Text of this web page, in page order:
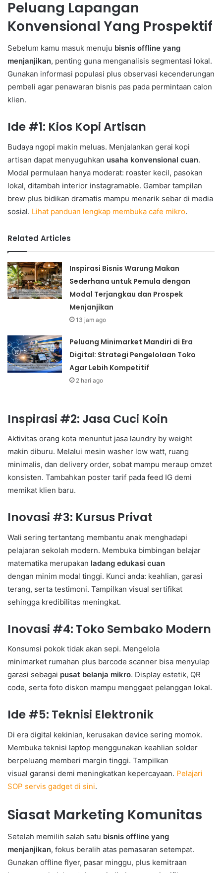
Peluang Lapangan
Konvensional Yang Prospektif
Sebelum kamu masuk menuju bisnis offline yang
menjanjikan, penting guna menganalisis segmentasi lokal.
Gunakan informasi populasi plus observasi kecenderungan
pembeli agar penawaran bisnis pas pada permintaan calon
klien.
Ide #1: Kios Kopi Artisan
Budaya ngopi makin meluas. Menjalankan gerai kopi
artisan dapat menyuguhkan usaha konvensional cuan.
Modal permulaan hanya moderat: roaster kecil, pasokan
lokal, ditambah interior instagramable. Gambar tampilan
brew plus bidikan dramatis mampu menarik sebar di media
sosial. Lihat panduan lengkap membuka cafe mikro.
Related Articles
Inspirasi Bisnis Warung Makan
Sederhana untuk Pemula dengan
Modal Terjangkau dan Prospek
Menjanjikan
13 jam ago
Peluang Minimarket Mandiri di Era
Digital: Strategi Pengelolaan Toko
Agar Lebih Kompetitif
2 hari ago
Inspirasi #2: Jasa Cuci Koin
Aktivitas orang kota menuntut jasa laundry by weight
makin diburu. Melalui mesin washer low watt, ruang
minimalis, dan delivery order, sobat mampu meraup omzet
konsisten. Tambahkan poster tarif pada feed IG demi
memikat klien baru.
Inovasi #3: Kursus Privat
Wali sering tertantang membantu anak menghadapi
pelajaran sekolah modern. Membuka bimbingan belajar
matematika merupakan ladang edukasi cuan
dengan minim modal tinggi. Kunci anda: keahlian, garasi
terang, serta testimoni. Tampilkan visual sertifikat
sehingga kredibilitas meningkat.
Inovasi #4: Toko Sembako Modern
Konsumsi pokok tidak akan sepi. Mengelola
minimarket rumahan plus barcode scanner bisa menyulap
garasi sebagai pusat belanja mikro. Display estetik, QR
code, serta foto diskon mampu menggaet pelanggan lokal.
Ide #5: Teknisi Elektronik
Di era digital kekinian, kerusakan device sering momok.
Membuka teknisi laptop menggunakan keahlian solder
berpeluang memberi margin tinggi. Tampilkan
visual garansi demi meningkatkan kepercayaan. Pelajari
SOP servis gadget di sini.
Siasat Marketing Komunitas
Setelah memilih salah satu bisnis offline yang
menjanjikan, fokus beralih atas pemasaran setempat.
Gunakan offline flyer, pasar minggu, plus kemitraan